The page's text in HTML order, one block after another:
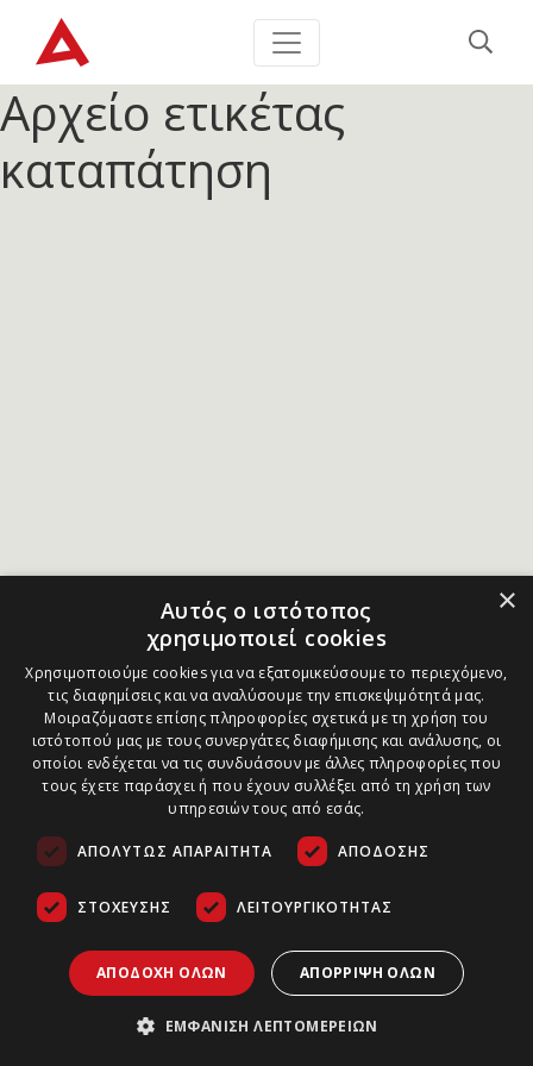
Αρχείο ετικέτας
καταπάτηση
×
Αυτός ο ιστότοπος
χρησιμοποιεί cookies
Χρησιμοποιούμε cookies για να εξατομικεύσουμε το περιεχόμενο,
τις διαφημίσεις και να αναλύσουμε την επισκεψιμότητά μας.
Μοιραζόμαστε επίσης πληροφορίες σχετικά με τη χρήση του
ιστότοπού μας με τους συνεργάτες διαφήμισης και ανάλυσης, οι
οποίοι ενδέχεται να τις συνδυάσουν με άλλες πληροφορίες που
τους έχετε παράσχει ή που έχουν συλλέξει από τη χρήση των
υπηρεσιών τους από εσάς.
ΑΠΟΛΎΤΩΣ ΑΠΑΡΑΊΤΗΤΑ ΑΠΌΔΟΣΗΣ
ΣΤΌΧΕΥΣΗΣ ΛΕΙΤΟΥΡΓΙΚΌΤΗΤΑΣ
ΑΠΟΔΟΧΉ ΌΛΩΝ ΑΠΌΡΡΙΨΗ ΌΛΩΝ
ΕΜΦΆΝΙΣΗ ΛΕΠΤΟΜΕΡΕΙΏΝ